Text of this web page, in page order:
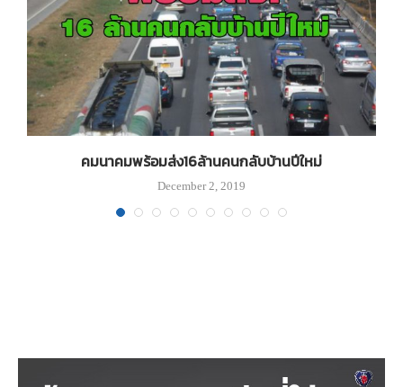
คมนาคมพร้อมส่ง16ล้านคนกลับบ้านปีใหม่
December 2, 2019